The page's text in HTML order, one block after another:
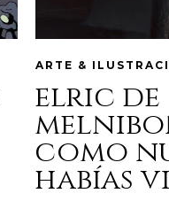
ARTE &
elric de
como
habías